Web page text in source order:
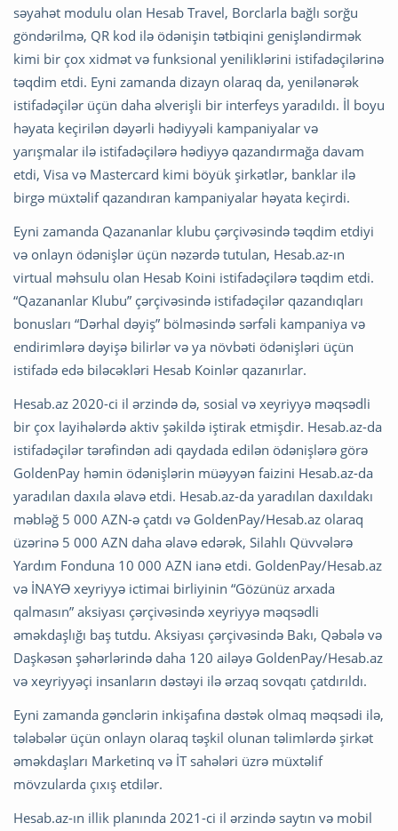
səyahət modulu olan Hesab Travel, Borclarla bağlı sorğu
göndərilmə, QR kod ilə ödənişin tətbiqini genişləndirmək
kimi bir çox xidmət və funksional yeniliklərini istifadəçilərinə
təqdim etdi. Eyni zamanda dizayn olaraq da, yenilənərək
istifadəçilər üçün daha əlverişli bir interfeys yaradıldı. İl boyu
həyata keçirilən dəyərli hədiyyəli kampaniyalar və
yarışmalar ilə istifadəçilərə hədiyyə qazandırmağa davam
etdi, Visa və Mastercard kimi böyük şirkətlər, banklar ilə
birgə müxtəlif qazandıran kampaniyalar həyata keçirdi.
Eyni zamanda Qazananlar klubu çərçivəsində təqdim etdiyi
və onlayn ödənişlər üçün nəzərdə tutulan, Hesab.az-ın
virtual məhsulu olan Hesab Koini istifadəçilərə təqdim etdi.
“Qazananlar Klubu” çərçivəsində istifadəçilər qazandıqları
bonusları “Dərhal dəyiş” bölməsində sərfəli kampaniya və
endirimlərə dəyişə bilirlər və ya növbəti ödənişləri üçün
istifadə edə biləcəkləri Hesab Koinlər qazanırlar.
Hesab.az 2020-ci il ərzində də, sosial və xeyriyyə məqsədli
bir çox layihələrdə aktiv şəkildə iştirak etmişdir. Hesab.az-da
istifadəçilər tərəfindən adi qaydada edilən ödənişlərə görə
GoldenPay həmin ödənişlərin müəyyən faizini Hesab.az-da
yaradılan daxıla əlavə etdi. Hesab.az-da yaradılan daxıldakı
məbləğ 5 000 AZN-ə çatdı və GoldenPay/Hesab.az olaraq
üzərinə 5 000 AZN daha əlavə edərək, Silahlı Qüvvələrə
Yardım Fonduna 10 000 AZN ianə etdi. GoldenPay/Hesab.az
və İNAYƏ xeyriyyə ictimai birliyinin “Gözünüz arxada
qalmasın” aksiyası çərçivəsində xeyriyyə məqsədli
əməkdaşlığı baş tutdu. Aksiyası çərçivəsində Bakı, Qəbələ və
Daşkəsən şəhərlərində daha 120 ailəyə GoldenPay/Hesab.az
və xeyriyyəçi insanların dəstəyi ilə ərzaq sovqatı çatdırıldı.
Eyni zamanda gənclərin inkişafına dəstək olmaq məqsədi ilə,
tələbələr üçün onlayn olaraq təşkil olunan təlimlərdə şirkət
əməkdaşları Marketinq və İT sahələri üzrə müxtəlif
mövzularda çıxış etdilər.
Hesab.az-ın illik planında 2021-ci il ərzində saytın və mobil